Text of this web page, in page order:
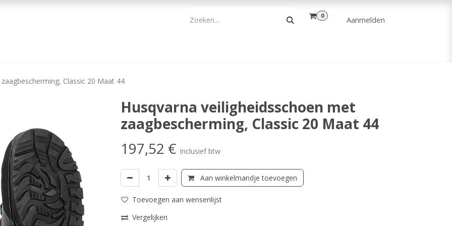
0 Aanmelden
Classic 20 Maat 44
Husqvarna veiligheidsschoen met
zaagbescherming, Classic 20 Maat 44
197,52 € Inclusief btw
Aan winkelmandje toevoegen
Toevoegen aan wensenlijst
Vergelijken